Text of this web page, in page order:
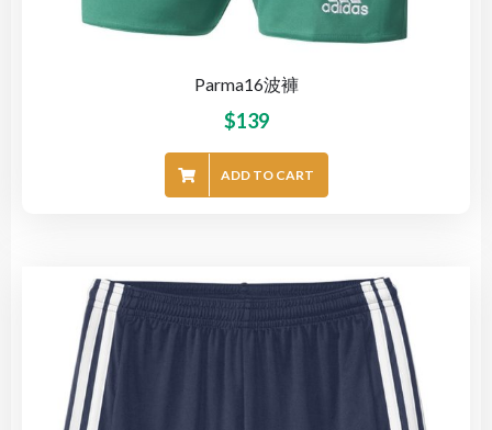
Parma16波褲
$139
ADD TO CART